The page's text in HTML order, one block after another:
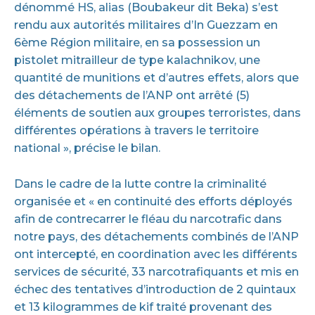
dénommé HS, alias (Boubakeur dit Beka) s’est
rendu aux autorités militaires d’In Guezzam en
6ème Région militaire, en sa possession un
pistolet mitrailleur de type kalachnikov, une
quantité de munitions et d’autres effets, alors que
des détachements de l’ANP ont arrêté (5)
éléments de soutien aux groupes terroristes, dans
différentes opérations à travers le territoire
national », précise le bilan.
Dans le cadre de la lutte contre la criminalité
organisée et « en continuité des efforts déployés
afin de contrecarrer le fléau du narcotrafic dans
notre pays, des détachements combinés de l’ANP
ont intercepté, en coordination avec les différents
services de sécurité, 33 narcotrafiquants et mis en
échec des tentatives d’introduction de 2 quintaux
et 13 kilogrammes de kif traité provenant des